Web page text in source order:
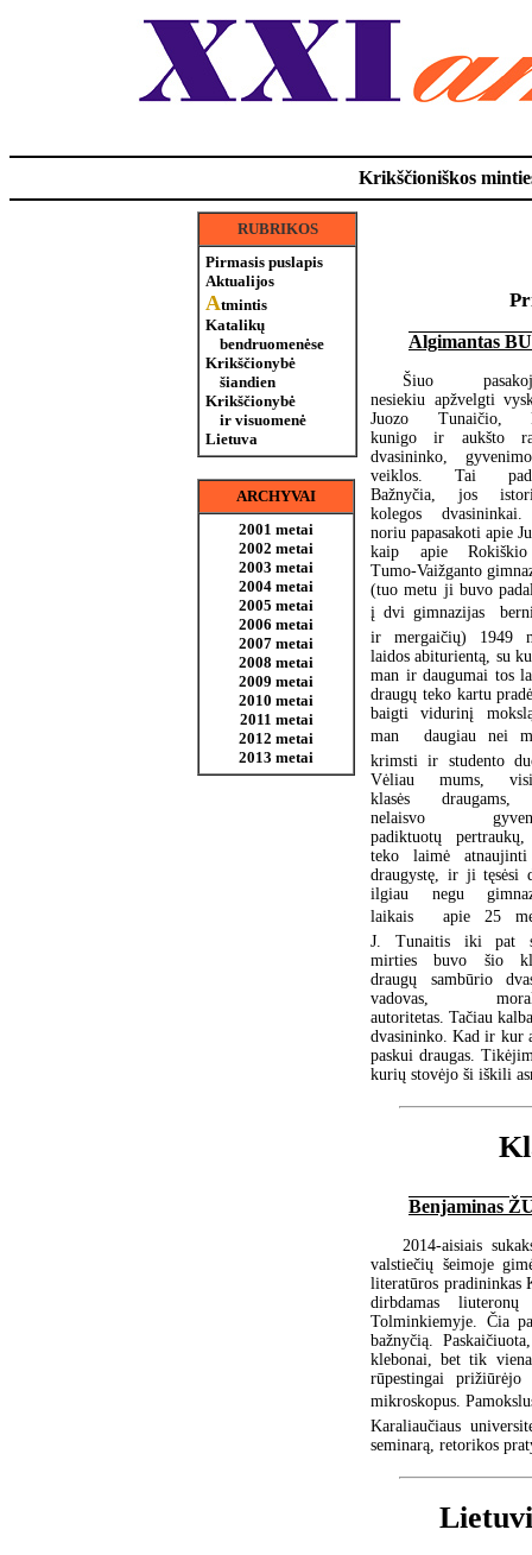
Krikščioniškos
RUBRIKOS
Pirmasis puslapis
Aktualijos
Atmintis
Katalikų
bendruomenėse
Krikščionybė
šiandien
Krikščionybė
ir visuomenė
Lietuva
ARCHYVAI
2001 metai
2002 metai
2003 metai
2004 metai
2005 metai
2006 metai
2007 metai
2008 metai
2009 metai
2010 metai
2011 metai
2012 metai
2013 metai
Algimantas
Šiuo
nesiekiu apžvelgti
Juozo Tunaičio,
kunigo ir aukšto
dvasininko,
veiklos. Tai
Bažnyčia, jos
kolegos
noriu papasakoti apie
kaip apie
Tumo-Vaižganto
(tuo metu ji buvo
į dvi gimnazijas 
ir mergaičių) 1949
laidos abiturientą, su
man ir daugumai tos
draugų teko kartu
baigti vidurinį
man  daugiau nei
krimsti ir studento
Vėliau mums,
klasės
nelaisvo
padiktuotų
teko laimė
draugystę, ir ji tęsėsi
ilgiau negu
laikais  apie 25
J. Tunaitis iki pat
mirties buvo šio
draugų sambūrio
vadovas,
autoritetas. Tačiau
dvasininko. Kad ir kur
paskui draugas.
kurių stovėjo ši iškili
Benjaminas
2014-aisiais
valstiečių šeimoje
literatūros pradininkas
dirbdamas
Tolminkiemyje. Čia
bažnyčią.
klebonai, bet tik
rūpestingai prižiūrėjo
mikroskopus.
Karaliaučiaus
seminarą, retorikos